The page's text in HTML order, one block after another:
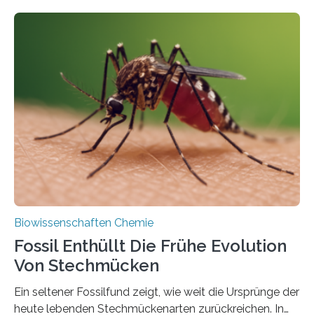
Grünalgen, die vor Hunderten von Millionen Jahren
lebten. Unter den Vorfahren sticht eine Gruppe heraus,
die noch heute in der Natur vorkommt: die
Süßwasseralge Coleochaetophyceae. Einige Arten
dieser Gruppe bilden aus Zellfäden dichte Geflechte
mit scheibenförmiger Gestalt. Was auffällig ist: Die
nächsten…
Biowissenschaften Chemie
Fossil Enthüllt Die Frühe Evolution
Von Stechmücken
Ein seltener Fossilfund zeigt, wie weit die Ursprünge der
heute lebenden Stechmückenarten zurückreichen. In